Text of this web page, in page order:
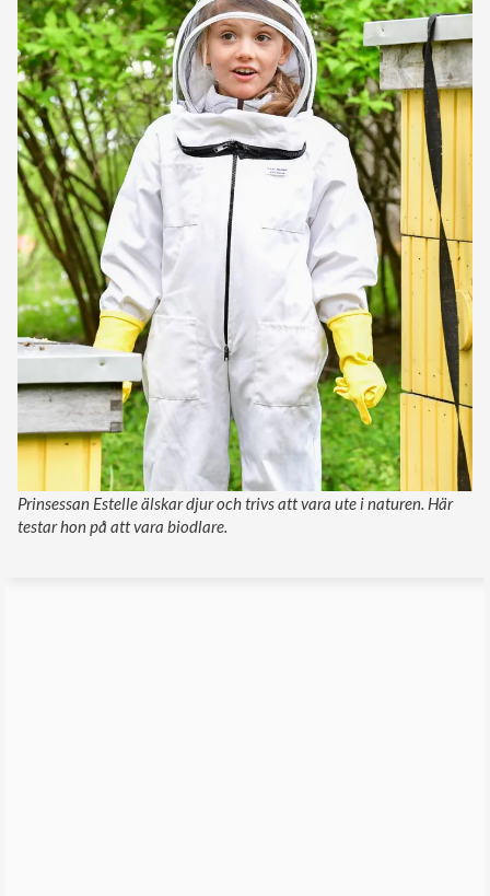
Prinsessan Estelle älskar djur och trivs att vara ute i naturen. Här
testar hon på att vara biodlare.